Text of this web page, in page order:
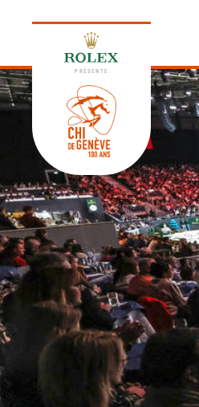
PRÉSENTE
ÉDITION 2026
PROGRAMME
NEWS
NEWS
CAVALIERS & MENEURS
Jeudi, 17 Septembre 2026